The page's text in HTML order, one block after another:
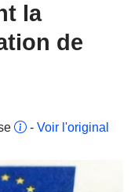
la
de
- Voir l'original